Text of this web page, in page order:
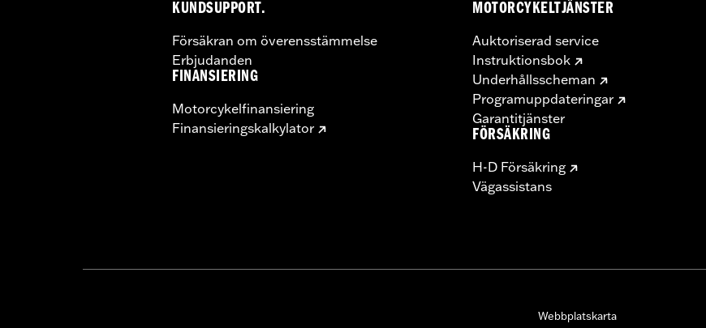
KUNDSUPPORT.
Försäkran om överensstämmelse
Erbjudanden
FINANSIERING
Motorcykelfinansiering
Finansieringskalkylator
MOTORCYKELTJÄNSTER
Auktoriserad service
Instruktionsbok
Underhållsscheman
Programuppdateringar
Garantitjänster
FÖRSÄKRING
H-D Försäkring
Vägassistans
Webbplatskarta